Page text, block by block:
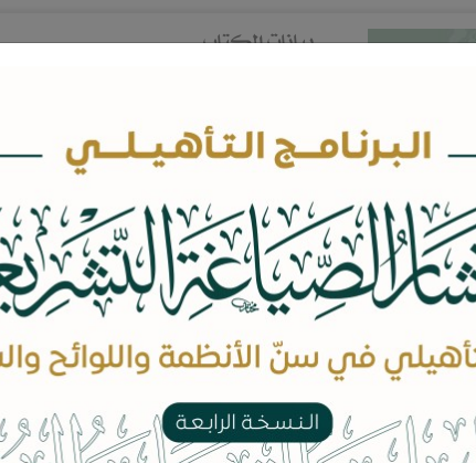
بيانات الكتاب
معاذ بن محمد اليحيى
عبدالعزيز بن تركي ابن سيف
السعر : مجاني